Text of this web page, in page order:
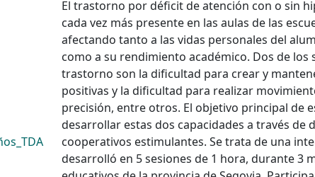
El trastorno por déficit de atención con o sin
cada vez más presente en las aulas de las
afectando tanto a las vidas personales del
como a su rendimiento académico. Dos de
trastorno son la dificultad para crear y
positivas y la dificultad para realizar
precisión, entre otros. El objetivo principal de
desarrollar estas dos capacidades a través de
cooperativos estimulantes. Se trata de una
desarrolló en 5 sesiones de 1 hora, durante 3